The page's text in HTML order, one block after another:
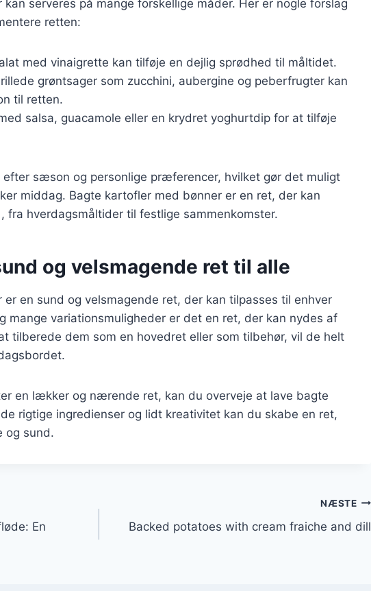
serveres på mange forskellige måder. Her er nogle forslag
retten:
med vinaigrette kan tilføje en dejlig sprødhed til måltidet.
grøntsager som zucchini, aubergine og peberfrugter kan
til retten.
salsa, guacamole eller en krydret yoghurtdip for at tilføje
efter sæson og personlige præferencer, hvilket gør det muligt
middag. Bagte kartofler med bønner er en ret, der kan
fra hverdagsmåltider til festlige sammenkomster.
og velsmagende ret til alle
en sund og velsmagende ret, der kan tilpasses til enhver
mange variationsmuligheder er det en ret, der kan nydes af
tilberede dem som en hovedret eller som tilbehør, vil de helt
en lækker og nærende ret, kan du overveje at lave bagte
rigtige ingredienser og lidt kreativitet kan du skabe en ret,
og sund.
En
NÆSTE
Backed potatoes with cream fraiche and dill